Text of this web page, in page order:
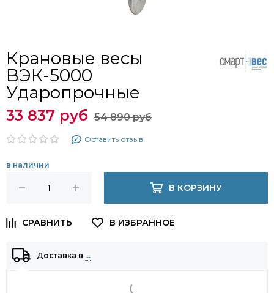
Крановые весы
ВЭК-5000
Ударопрочные
33 837 руб 54 890 руб
Оставить отзыв
в наличии
В КОРЗИНУ
Доставка в …